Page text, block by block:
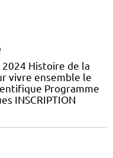
Histoire de la
vivre ensemble le
Programme
​INSCRIPTION